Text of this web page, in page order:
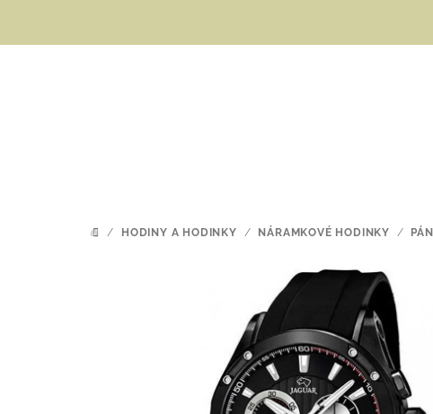
DOMŮ
/ HODINY A HODINKY / NÁRAMKOVÉ HODINKY /